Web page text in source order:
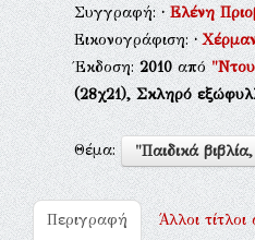
Συγγραφή:·Ελένη
Εικονογράφιση:·
Έκδοση:2010από
(28χ21), Σκληρό
Θέμα: "Παιδικά
Περιγραφή Άλλοι